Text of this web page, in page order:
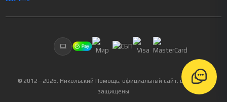
© 2012—2026, Никольский Помощь, официальный сайт, все права
защищены